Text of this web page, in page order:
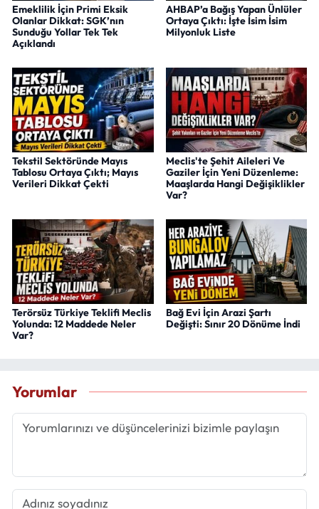
Emeklilik İçin Primi Eksik
Olanlar Dikkat: SGK’nın
Sunduğu Yollar Tek Tek
Açıklandı
AHBAP’a Bağış Yapan Ünlüler
Ortaya Çıktı: İşte İsim İsim
Milyonluk Liste
Tekstil Sektöründe Mayıs
Tablosu Ortaya Çıktı; Mayıs
Verileri Dikkat Çekti
Meclis'te Şehit Aileleri Ve
Gaziler İçin Yeni Düzenleme:
Maaşlarda Hangi Değişiklikler
Var?
Terörsüz Türkiye Teklifi Meclis
Yolunda: 12 Maddede Neler
Var?
Bağ Evi İçin Arazi Şartı
Değişti: Sınır 20 Dönüme İndi
Yorumlar